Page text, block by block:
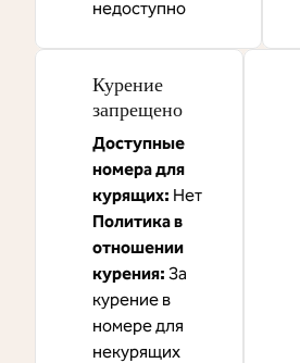
недоступно
Курение
запрещено
Доступные
номера для
курящих: Нет
Политика в
отношении
курения: За
курение в
номере для
некурящих